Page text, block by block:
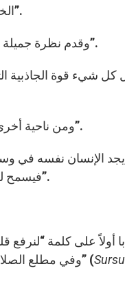
الخير وحسب. بل أيضًا القدرة على فعل الشر، وهذه القدرة تقوم مثل عاصفة مهددة للتاريخ”.
وقدم نظرة جميلة للآباء حول الإنسان فقال: “لقد اعتبر الآباء أن الإنسان موجود في نقطة التقاء حقلي تجاذب”.
“ومن ناحية أخرى هناك قوة الحب التي تشدنا إلى العلاء: حب الله لنا وجوابنا على الحب يجذباننا إلى العلاء”.
الإنسان نفسه في
فيسمح لقوة جاذبية الله أن تشده، هذه القوة التي تجعلنا حقيقيين، والتي ترفعنا وتهبنا الحرية الحقة”.
أولاً على كلمة “لنرفع
وفي مطلع الصلاة الافخارستية التي خلالها يحضر الرب في وسطنا، ترفع الكنيسة الدعوة إلى “رفع القلوب” (